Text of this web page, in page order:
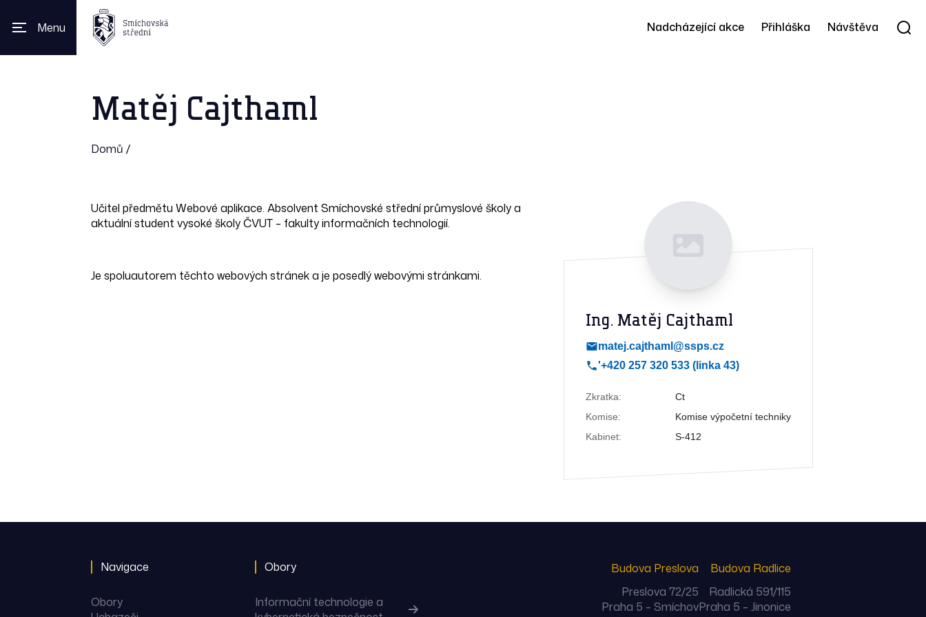
Menu Nadcházející akce Přihláška Návštěva
Matěj Cajthaml
Domů /
Učitel předmětu Webové aplikace. Absolvent Smíchovské střední průmyslové školy a
aktuální student vysoké školy ČVUT – fakulty informačních technologií.
Je spoluautorem těchto webových stránek a je posedlý webovými stránkami.
Ing. Matěj Cajthaml
matej.cajthaml@ssps.cz
'+420 257 320 533 (linka 43)
Zkratka:
Ct
Komise:
Komise výpočetní techniky
Kabinet:
S-412
Navigace
Obory
Obory
Informační technologie a
Budova Preslova
Preslova 72/25
Praha 5 – Smíchov
Budova Radlice
Radlická 591/115
Praha 5 – Jinonice